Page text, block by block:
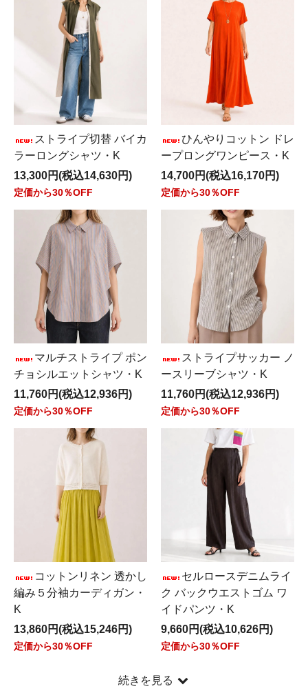
・セール商品・割引商品の返品交換は、承り出来ません
のでご了承ください
・こちらからのメールが届かない場合は、迷惑メールな
どに届いている場合がございますので、C.E.C.I.Oオンラ
インショップ を受信できます様 ご登録をお願い致しま
・オンラインショップでご購入されました商品は、店舗
での対応致しませんので、 直接オンラインショップへお
問い合わせ下さいませ。
・サイズ表記の変更9号→38号 11号→40号
・お問い合わせは、online@cecio.netへお願い致しま
ございます
ストライプ切替 バイカ
ラーロングシャツ・K
13,300円(税込14,630円)
定価から30％OFF
ひんやりコットン ドレ
ープロングワンピース・K
14,700円(税込16,170円)
定価から30％OFF
マルチストライプ ポン
チョシルエットシャツ・K
11,760円(税込12,936円)
定価から30％OFF
ストライプサッカー ノ
ースリーブシャツ・K
11,760円(税込12,936円)
定価から30％OFF
コットンリネン 透かし
編み５分袖カーディガン・
K
13,860円(税込15,246円)
定価から30％OFF
セルロースデニムライ
ク バックウエストゴム ワ
イドパンツ・K
9,660円(税込10,626円)
定価から30％OFF
続きを見る